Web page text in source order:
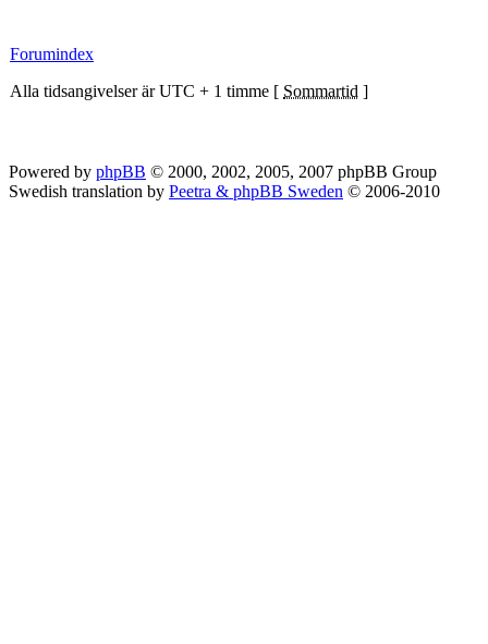
Forumindex
Alla tidsangivelser är UTC + 1 timme [ Sommartid ]
Powered by phpBB © 2000, 2002, 2005, 2007 phpBB Group
Swedish translation by Peetra & phpBB Sweden © 2006-2010